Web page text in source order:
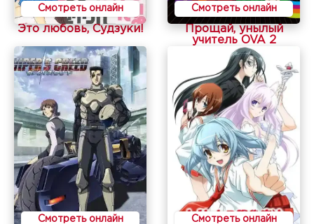
Смотреть онлайн
Это любовь, Судзуки!
Смотреть онлайн
Прощай, унылый
учитель OVA 2
Смотреть онлайн Смотреть онлайн